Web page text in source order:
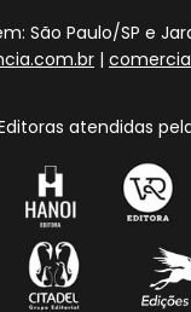
São Paulo/SP e
|
atendidas